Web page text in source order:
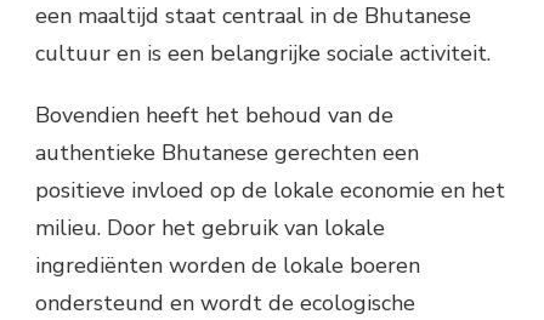
een maaltijd staat centraal in de Bhutanese
cultuur en is een belangrijke sociale activiteit.
Bovendien heeft het behoud van de
authentieke Bhutanese gerechten een
positieve invloed op de lokale economie en het
milieu. Door het gebruik van lokale
ingrediënten worden de lokale boeren
ondersteund en wordt de ecologische